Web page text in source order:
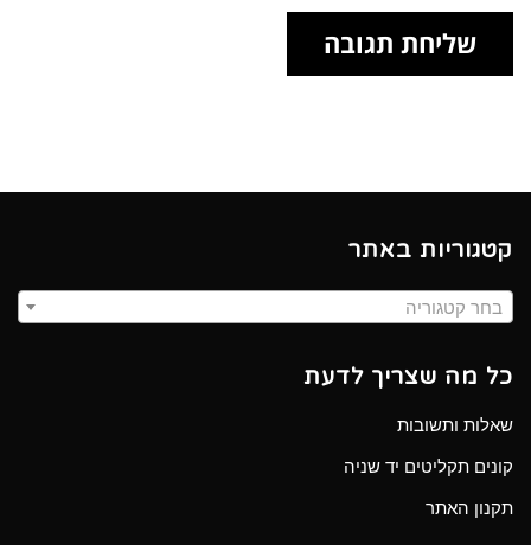
קטגוריות באתר
בחר קטגוריה
כל מה שצריך לדעת
שאלות ותשובות
קונים תקליטים יד שניה
תקנון האתר